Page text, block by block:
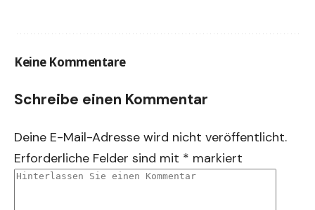
Keine Kommentare
Schreibe einen Kommentar
Deine E-Mail-Adresse wird nicht veröffentlicht.
Erforderliche Felder sind mit * markiert